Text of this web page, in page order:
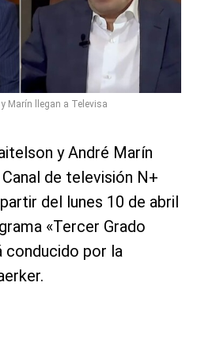
Marín llegan a Televisa
y André Marín
de televisión N+
del lunes 10 de abril
«Tercer Grado
conducido por la